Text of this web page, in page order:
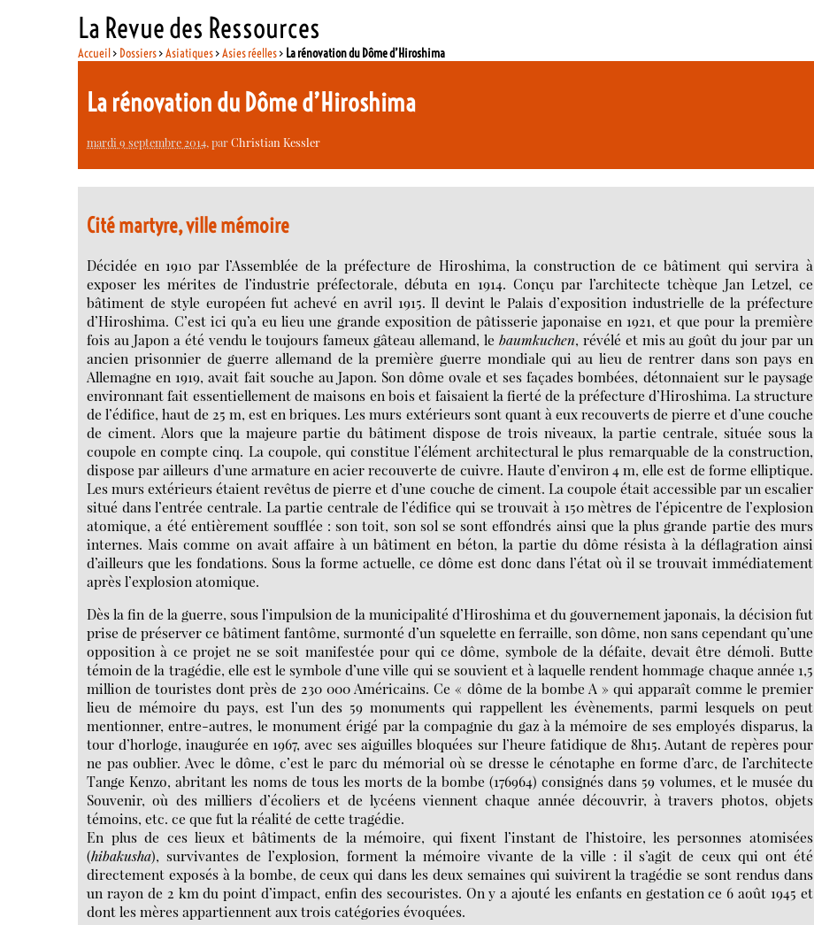
La Revue des Ressources
Accueil> Dossiers>Asiatiques>Asies réelles> La rénovation du Dôme d’Hiroshima
La rénovation du Dôme d’Hiroshima
mardi 9 septembre 2014, parChristian Kessler
Cité martyre, ville mémoire
Décidée en 1910 par l’Assemblée de la préfecture de Hiroshima, la construction de ce bâtiment qui servira à
exposer les mérites de l’industrie préfectorale, débuta en 1914. Conçu par l’architecte tchèque Jan Letzel, ce
bâtiment de style européen fut achevé en avril 1915. Il devint le Palais d’exposition industrielle de la préfecture
d’Hiroshima. C’est ici qu’a eu lieu une grande exposition de pâtisserie japonaise en 1921, et que pour la première
fois au Japon a été vendu le toujours fameux gâteau allemand, le baumkuchen, révélé et mis au goût du jour par un
ancien prisonnier de guerre allemand de la première guerre mondiale qui au lieu de rentrer dans son pays en
Allemagne en 1919, avait fait souche au Japon. Son dôme ovale et ses façades bombées, détonnaient sur le paysage
environnant fait essentiellement de maisons en bois et faisaient la fierté de la préfecture d’Hiroshima. La structure
de l’édifice, haut de 25 m, est en briques. Les murs extérieurs sont quant à eux recouverts de pierre et d’une couche
de ciment. Alors que la majeure partie du bâtiment dispose de trois niveaux, la partie centrale, située sous la
coupole en compte cinq. La coupole, qui constitue l’élément architectural le plus remarquable de la construction,
dispose par ailleurs d’une armature en acier recouverte de cuivre. Haute d’environ 4 m, elle est de forme elliptique.
Les murs extérieurs étaient revêtus de pierre et d’une couche de ciment. La coupole était accessible par un escalier
situé dans l’entrée centrale. La partie centrale de l’édifice qui se trouvait à 150 mètres de l’épicentre de l’explosion
atomique, a été entièrement soufflée : son toit, son sol se sont effondrés ainsi que la plus grande partie des murs
internes. Mais comme on avait affaire à un bâtiment en béton, la partie du dôme résista à la déflagration ainsi
d’ailleurs que les fondations. Sous la forme actuelle, ce dôme est donc dans l’état où il se trouvait immédiatement
après l’explosion atomique.
Dès la fin de la guerre, sous l’impulsion de la municipalité d’Hiroshima et du gouvernement japonais, la décision fut
prise de préserver ce bâtiment fantôme, surmonté d’un squelette en ferraille, son dôme, non sans cependant qu’une
opposition à ce projet ne se soit manifestée pour qui ce dôme, symbole de la défaite, devait être démoli. Butte
témoin de la tragédie, elle est le symbole d’une ville qui se souvient et à laquelle rendent hommage chaque année 1,5
million de touristes dont près de 230 000 Américains. Ce « dôme de la bombe A » qui apparaît comme le premier
lieu de mémoire du pays, est l’un des 59 monuments qui rappellent les évènements, parmi lesquels on peut
mentionner, entre-autres, le monument érigé par la compagnie du gaz à la mémoire de ses employés disparus, la
tour d’horloge, inaugurée en 1967, avec ses aiguilles bloquées sur l’heure fatidique de 8h15. Autant de repères pour
ne pas oublier. Avec le dôme, c’est le parc du mémorial où se dresse le cénotaphe en forme d’arc, de l’architecte
Tange Kenzo, abritant les noms de tous les morts de la bombe (176964) consignés dans 59 volumes, et le musée du
Souvenir, où des milliers d’écoliers et de lycéens viennent chaque année découvrir, à travers photos, objets
témoins, etc. ce que fut la réalité de cette tragédie.
En plus de ces lieux et bâtiments de la mémoire, qui fixent l’instant de l’histoire, les personnes atomisées
(hibakusha), survivantes de l’explosion, forment la mémoire vivante de la ville : il s’agit de ceux qui ont été
directement exposés à la bombe, de ceux qui dans les deux semaines qui suivirent la tragédie se sont rendus dans
un rayon de 2 km du point d’impact, enfin des secouristes. On y a ajouté les enfants en gestation ce 6 août 1945 et
dont les mères appartiennent aux trois catégories évoquées.